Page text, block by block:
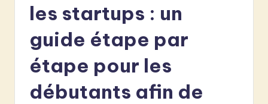
les startups : un
guide étape par
étape pour les
débutants afin de